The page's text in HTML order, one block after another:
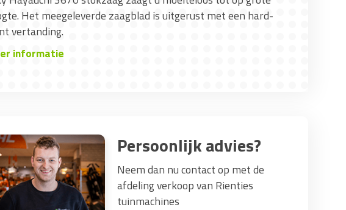
Het meegeleverde zaagblad is uitgerust met een hard-
vertanding.
informatie
Persoonlijk advies?
Neem dan nu contact op met de
afdeling verkoop van Rienties
tuinmachines